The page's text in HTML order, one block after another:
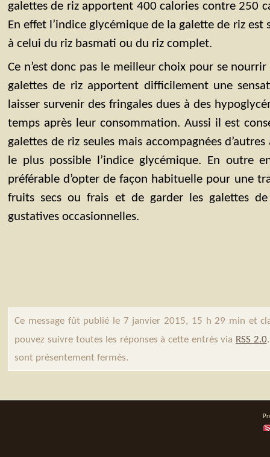
galettes de riz apportent 400 calories contre 250
En effet l’indice glycémique de la galette de riz
à celui du riz basmati ou du riz complet.
Ce n’est donc pas le meilleur choix pour se
galettes de riz apportent difficilement une
laisser survenir des fringales dues à des
temps après leur consommation. Aussi il est
galettes de riz seules mais accompagnées
le plus possible l’indice glycémique. En outre
préférable d’opter de façon habituelle pour une
fruits secs ou frais et de garder les galettes
gustatives occasionnelles.
Ce message fût publié le 7 janvier 2015, 15 h 29 min et
pouvez suivre toutes les réponses à cette entrés via RSS 2.0
sont présentement fermés.